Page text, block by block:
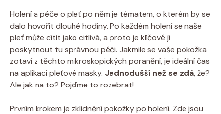
Holení a péče o pleť po něm je tématem, o kterém by se
dalo hovořit dlouhé hodiny. Po každém holení se naše
pleť může cítit jako citlivá, a proto je klíčové jí
poskytnout tu správnou péči. Jakmile se vaše pokožka
zotaví z těchto mikroskopických poranění, je ideální čas
na aplikaci pleťové masky. Jednodušší než se zdá, že?
Ale jak na to? Pojďme to rozebrat!
Prvním krokem je zklidnění pokožky po holení. Zde jsou